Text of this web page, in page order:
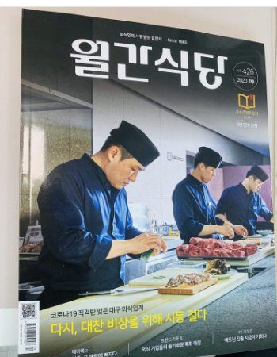
해주었다. 원래는 책상에서만 썼는데, 점점 욕…